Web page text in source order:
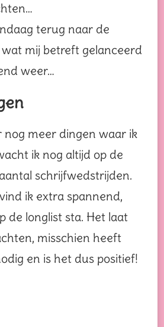
terug naar de
mij betreft gelanceerd
weer…
nog meer dingen waar ik
ik nog altijd op de
schrijfwedstrijden.
ik extra spannend,
de longlist sta. Het laat
misschien heeft
en is het dus positief!